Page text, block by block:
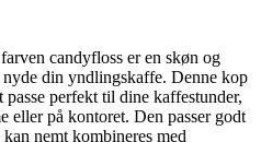
candyfloss er en skøn og
din yndlingskaffe. Denne kop
perfekt til dine kaffestunder,
eller på kontoret. Den passer godt
nemt kombineres med